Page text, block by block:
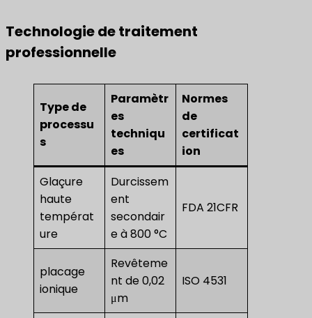
Technologie de traitement
professionnelle
Type de
processu
s
Paramètr
es
techniqu
es
Normes
de
certificat
ion
Glaçure
haute
températ
ure
Durcissem
ent
secondair
e à 800 °C
FDA 21CFR
placage
ionique
Revêteme
nt de 0,02
μm
ISO 4531